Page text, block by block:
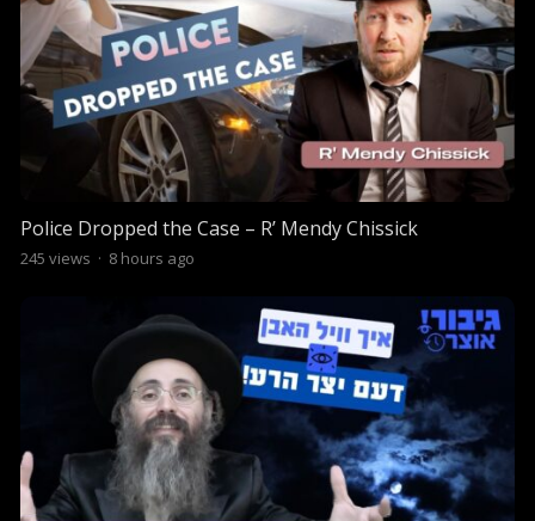
Police Dropped the Case – R’ Mendy Chissick
245 views · 8 hours ago